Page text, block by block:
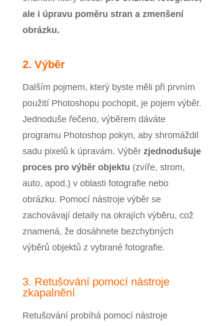
ale i úpravu poměru stran a zmenšení
obrázku.
2. Výběr
Dalším pojmem, který byste měli při prvním
použití Photoshopu pochopit, je pojem výběr.
Jednoduše řečeno, výběrem dáváte
programu Photoshop pokyn, aby shromáždil
sadu pixelů k úpravám. Výběr zjednodušuje
proces pro výběr objektu (zvíře, strom,
auto, apod.) v oblasti fotografie nebo
obrázku. Pomocí nástroje výběr se
zachovávají detaily na okrajích výběru, což
znamená, že dosáhnete bezchybných
výběrů objektů z vybrané fotografie.
3. Retušování pomocí nástroje
zkapalnění
Retušování probíhá pomocí nástroje